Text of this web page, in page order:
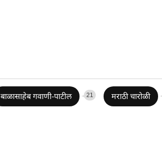
बाळासाहेब गवाणी-पाटील 21 मराठी चारोळी